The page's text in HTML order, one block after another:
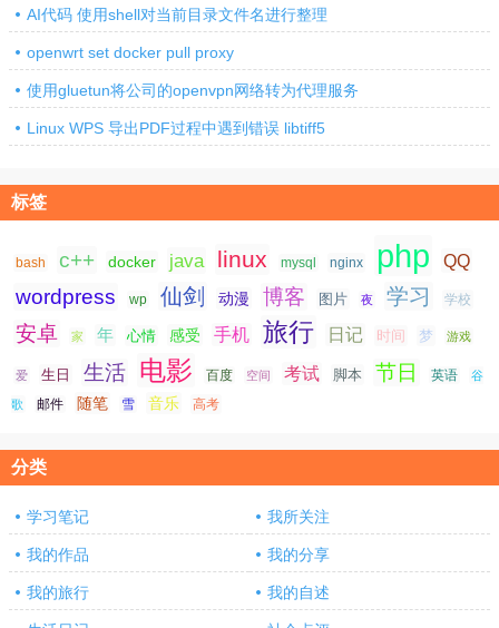
AI代码 使用shell对当前目录文件名进行整理
openwrt set docker pull proxy
使用gluetun将公司的openvpn网络转为代理服务
Linux WPS 导出PDF过程中遇到错误 libtiff5
标签
bash c++ docker java linux mysql nginx php QQ
wordpress wp 仙剑 动漫 博客 图片 夜 学习 学校
安卓 家 年 心情 感受 手机 旅行 日记 时间 梦 游戏
爱 生日 生活 电影 百度 空间 考试 脚本 节日 英语 谷
歌 邮件 随笔 雪 音乐 高考
分类
学习笔记 我所关注
我的作品 我的分享
我的旅行 我的自述